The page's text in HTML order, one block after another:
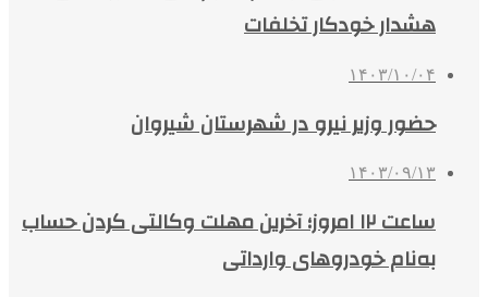
هشدار خودکار تخلفات
۱۴۰۳/۱۰/۰۴
حضور وزیر نیرو در شهرستان شیروان
۱۴۰۳/۰۹/۱۳
ساعت ١٢ امروز؛ آخرین مهلت وکالتی کردن حساب
به‌نام خودروهای وارداتی